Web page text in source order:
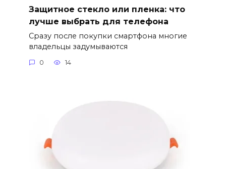
Защитное стекло или пленка: что
лучше выбрать для телефона
Сразу после покупки смартфона многие
владельцы задумываются
0 14